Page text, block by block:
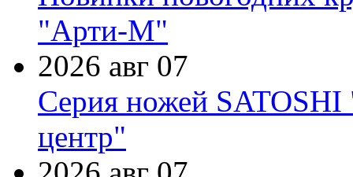
"Арти-М"
2026 авг 07
Серия ножей
центр"